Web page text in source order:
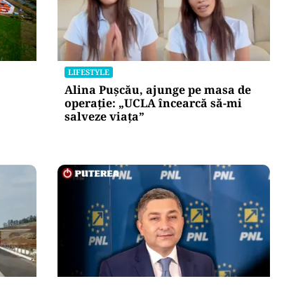
LIFESTYLE
Alina Pușcău, ajunge pe masa de
operație: „UCLA încearcă să-mi
salveze viața”